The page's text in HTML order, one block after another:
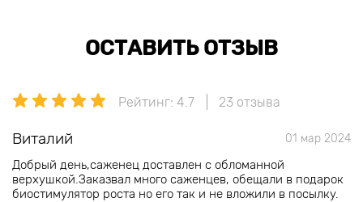
ОСТАВИТЬ ОТЗЫВ
Рейтинг: 4.7 23 отзыва
Виталий 01 мар 2024
Добрый день,саженец доставлен с обломанной
верхушкой.Заказвал много саженцев, обещали в подарок
биостимулятор роста но его так и не вложили в посылку.